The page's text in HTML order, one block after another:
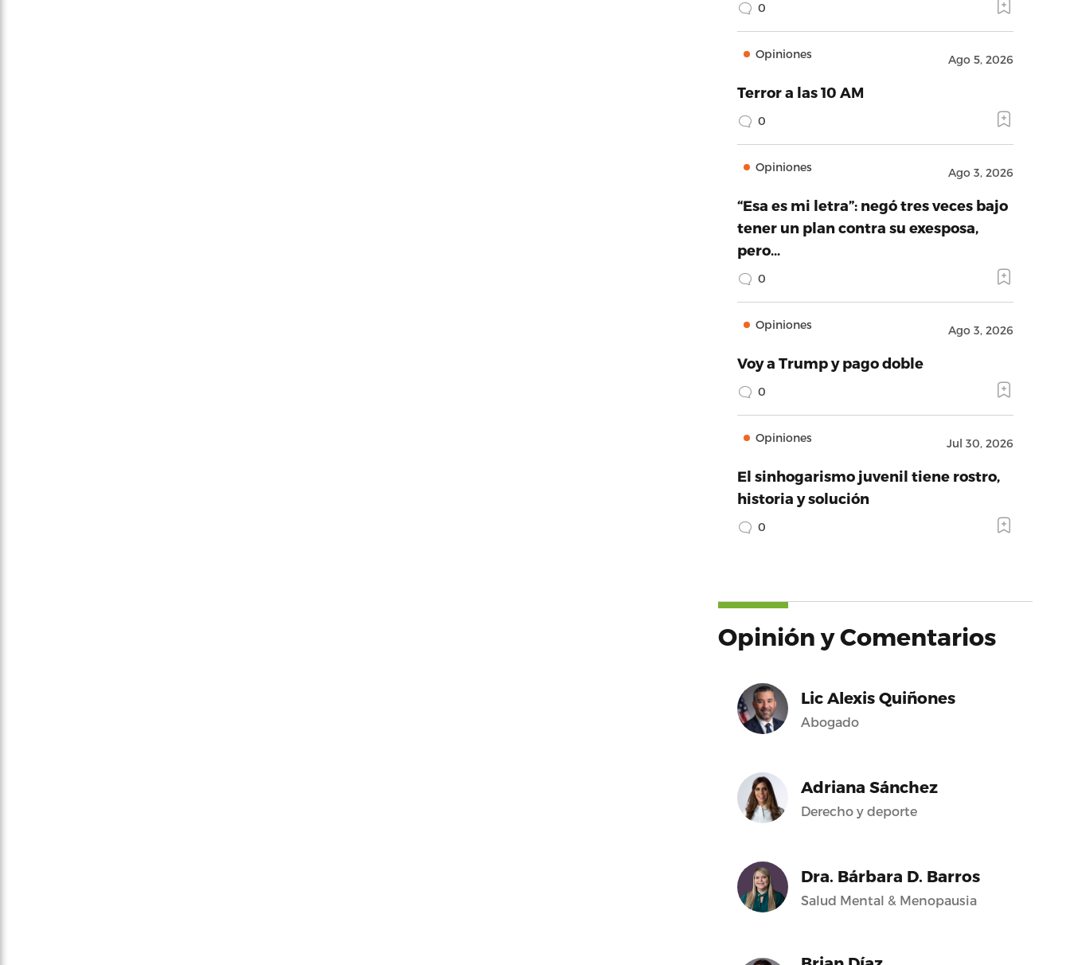
0
Opiniones Ago 5, 2026
Terror a las 10 AM
0
Opiniones Ago 3, 2026
“Esa es mi letra”: negó tres veces bajo
tener un plan contra su exesposa,
pero…
0
Opiniones Ago 3, 2026
Voy a Trump y pago doble
0
Opiniones Jul 30, 2026
El sinhogarismo juvenil tiene rostro,
historia y solución
0
Opinión y Comentarios
Lic Alexis Quiñones
Abogado
Adriana Sánchez
Derecho y deporte
Dra. Bárbara D. Barros
Salud Mental & Menopausia